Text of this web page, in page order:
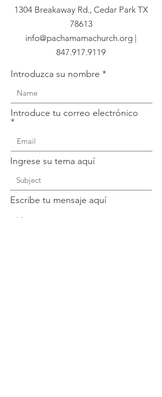
1304 Breakaway Rd., Cedar Park TX
78613
info@pachamamachurch.org |
847.917.9119
Introduzca su nombre
Introduce tu correo electrónico
Ingrese su tema aquí
Escribe tu mensaje aquí